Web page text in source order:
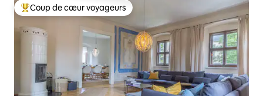
Coup de cœur voyageurs parmi les plus aimés
Coup de cœur voyageurs